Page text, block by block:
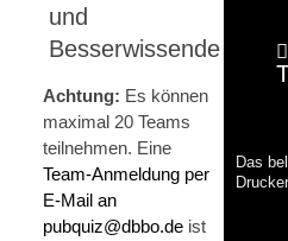
und
Besserwissende
Achtung: Es können
maximal 20 Teams
teilnehmen. Eine
Team-Anmeldung per
E-Mail an
pubquiz@dbbo.de ist
Das